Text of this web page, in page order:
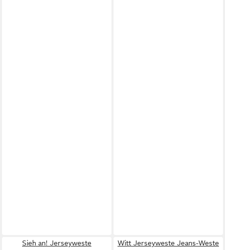
Sieh an! Jerseyweste
Witt Jerseyweste Jeans-Weste